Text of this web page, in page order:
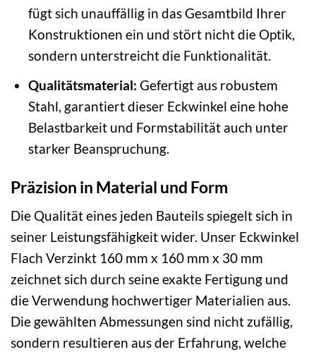
fügt sich unauffällig in das Gesamtbild Ihrer
Konstruktionen ein und stört nicht die Optik,
sondern unterstreicht die Funktionalität.
Qualitätsmaterial: Gefertigt aus robustem
Stahl, garantiert dieser Eckwinkel eine hohe
Belastbarkeit und Formstabilität auch unter
starker Beanspruchung.
Präzision in Material und Form
Die Qualität eines jeden Bauteils spiegelt sich in
seiner Leistungsfähigkeit wider. Unser Eckwinkel
Flach Verzinkt 160 mm x 160 mm x 30 mm
zeichnet sich durch seine exakte Fertigung und
die Verwendung hochwertiger Materialien aus.
Die gewählten Abmessungen sind nicht zufällig,
sondern resultieren aus der Erfahrung, welche